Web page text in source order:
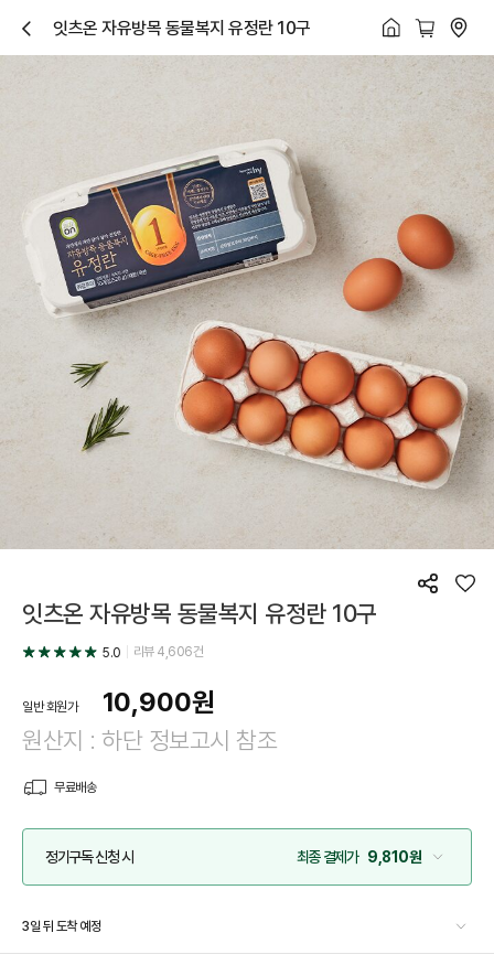
닫
기
잇츠온 자유방목 동물복지 유정란 10구
공
좋
잇츠온 자유방목 동물복지 유정란 10구
5.0 리뷰4,606건
일반 회원가 10,900원
원산지 : 하단 정보고시 참조
무료배송
정기구독 신청 시 최종 결제가 9,810원
3일 뒤 도착 예정